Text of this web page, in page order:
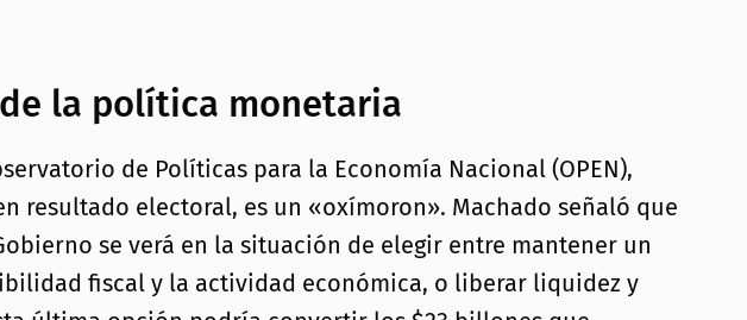
la política monetaria
de Políticas para la Economía Nacional (OPEN),
electoral, es un «oxímoron». Machado señaló que
se verá en la situación de elegir entre mantener un
fiscal y la actividad económica, o liberar liquidez y